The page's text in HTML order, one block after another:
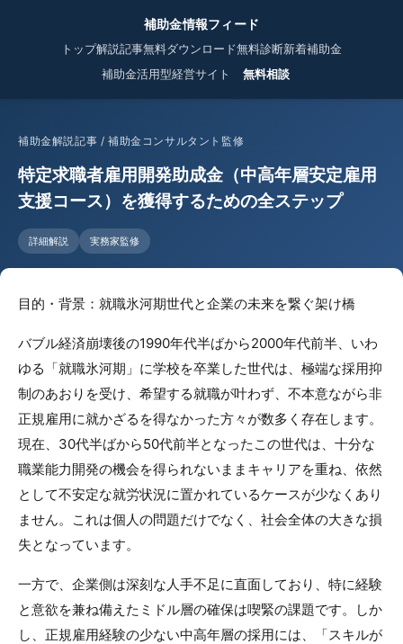
補助金情報フィード
トップ解説記事無料ダウンロード無料診断新着補助金
補助金活用型経営サイト
無料相談
補助金解説記事 / 補助金コンサルタント監修
特定求職者雇用開発助成金（中高年層安定雇用
支援コース）を獲得するための全ステップ
詳細解説 実務家監修
目的・背景：就職氷河期世代と企業の未来を繋ぐ架け橋
バブル経済崩壊後の1990年代半ばから2000年代前半、いわ
ゆる「就職氷河期」に学校を卒業した世代は、極端な採用抑
制のあおりを受け、希望する就職が叶わず、不本意ながら非
正規雇用に就かざるを得なかった方々が数多く存在します。
現在、30代半ばから50代前半となったこの世代は、十分な
職業能力開発の機会を得られないままキャリアを重ね、依然
として不安定な就労状況に置かれているケースが少なくあり
ません。これは個人の問題だけでなく、社会全体の大きな損
失となっています。
一方で、企業側は深刻な人手不足に直面しており、特に経験
と意欲を兼ね備えたミドル層の確保は喫緊の課題です。しか
し、正規雇用経験の少ない中高年層の採用には、「スキルが